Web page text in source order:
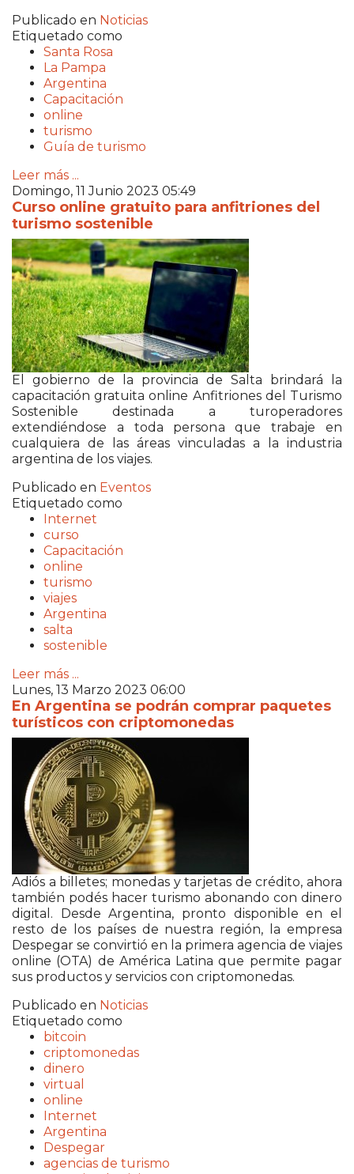
Publicado en Noticias
Etiquetado como
Santa Rosa
La Pampa
Argentina
Capacitación
online
turismo
Guía de turismo
Leer más ...
Domingo, 11 Junio 2023 05:49
Curso online gratuito para anfitriones del
turismo sostenible
El gobierno de la provincia de Salta brindará la
capacitación gratuita online Anfitriones del Turismo
Sostenible destinada a turoperadores
extendiéndose a toda persona que trabaje en
cualquiera de las áreas vinculadas a la industria
argentina de los viajes.
Publicado en Eventos
Etiquetado como
Internet
curso
Capacitación
online
turismo
viajes
Argentina
salta
sostenible
Leer más ...
Lunes, 13 Marzo 2023 06:00
En Argentina se podrán comprar paquetes
turísticos con criptomonedas
Adiós a billetes; monedas y tarjetas de crédito, ahora
también podés hacer turismo abonando con dinero
digital. Desde Argentina, pronto disponible en el
resto de los países de nuestra región, la empresa
Despegar se convirtió en la primera agencia de viajes
online (OTA) de América Latina que permite pagar
sus productos y servicios con criptomonedas.
Publicado en Noticias
Etiquetado como
bitcoin
criptomonedas
dinero
virtual
online
Internet
Argentina
Despegar
agencias de turismo